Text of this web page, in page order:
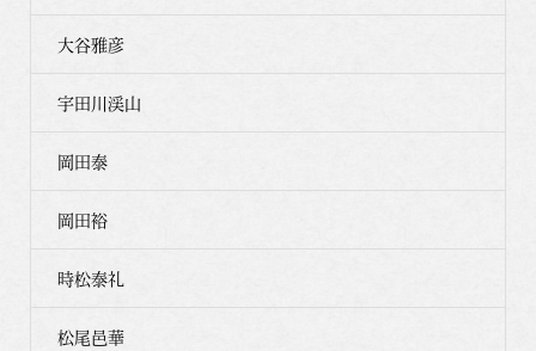
大谷雅彦
宇田川渓山
岡田泰
岡田裕
時松泰礼
松尾邑華